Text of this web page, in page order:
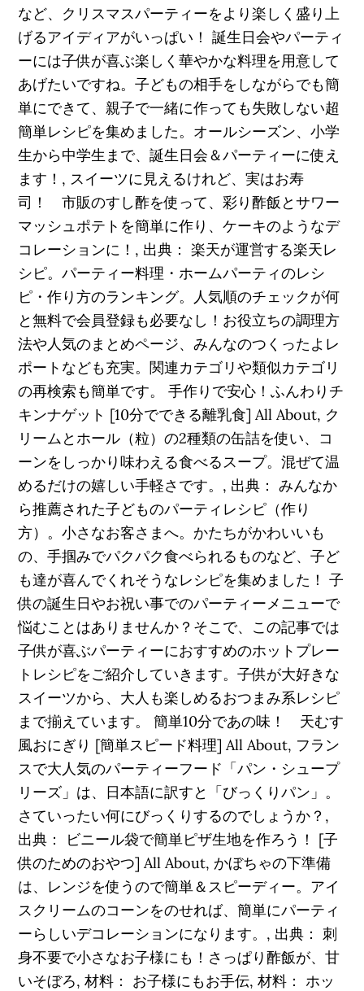
など、クリスマスパーティーをより楽しく盛り上
げるアイディアがいっぱい！ 誕生日会やパーティ
ーには子供が喜ぶ楽しく華やかな料理を用意して
あげたいですね。子どもの相手をしながらでも簡
単にできて、親子で一緒に作っても失敗しない超
簡単レシピを集めました。オールシーズン、小学
生から中学生まで、誕生日会＆パーティーに使え
ます！, スイーツに見えるけれど、実はお寿
司！ 市販のすし酢を使って、彩り酢飯とサワー
マッシュポテトを簡単に作り、ケーキのようなデ
コレーションに！, 出典： 楽天が運営する楽天レ
シピ。パーティー料理・ホームパーティのレシ
ピ・作り方のランキング。人気順のチェックが何
と無料で会員登録も必要なし！お役立ちの調理方
法や人気のまとめページ、みんなのつくったよレ
ポートなども充実。関連カテゴリや類似カテゴリ
の再検索も簡単です。 手作りで安心！ふんわりチ
キンナゲット [10分でできる離乳食] All About, ク
リームとホール（粒）の2種類の缶詰を使い、コ
ーンをしっかり味わえる食べるスープ。混ぜて温
めるだけの嬉しい手軽さです。, 出典： みんなか
ら推薦された子どものパーティレシピ（作り
方）。小さなお客さまへ。かたちがかわいいも
の、手掴みでパクパク食べられるものなど、子ど
も達が喜んでくれそうなレシピを集めました！ 子
供の誕生日やお祝い事でのパーティーメニューで
悩むことはありませんか？そこで、この記事では
子供が喜ぶパーティーにおすすめのホットプレー
トレシピをご紹介していきます。子供が大好きな
スイーツから、大人も楽しめるおつまみ系レシピ
まで揃えています。 簡単10分であの味！ 天むす
風おにぎり [簡単スピード料理] All About, フラン
スで大人気のパーティーフード「パン・シュープ
リーズ」は、日本語に訳すと「びっくりパン」。
さていったい何にびっくりするのでしょうか？,
出典： ビニール袋で簡単ピザ生地を作ろう！ [子
供のためのおやつ] All About, かぼちゃの下準備
は、レンジを使うので簡単＆スピーディー。アイ
スクリームのコーンをのせれば、簡単にパーティ
ーらしいデコレーションになります。, 出典： 刺
身不要で小さなお子様にも！さっぱり酢飯が、甘
いそぼろ, 材料： お子様にもお手伝, 材料： ホッ